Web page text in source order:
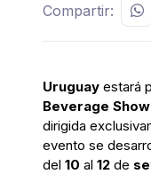
Compartir:
Uruguay estará
Beverage Show
dirigida
evento se
del 10 al 12 de